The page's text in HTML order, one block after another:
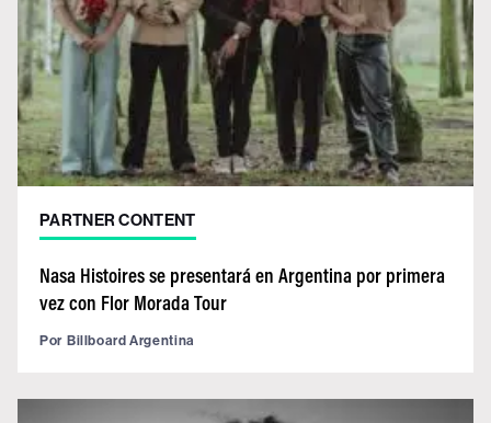
PARTNER CONTENT
Nasa Histoires se presentará en Argentina por primera
vez con Flor Morada Tour
Por Billboard Argentina